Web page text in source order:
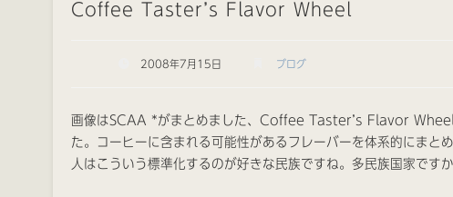
Coffee Taster’s Flavor Wheel
2008年7月15日 ブログ
画像はSCAA *がまとめました、Coffee Taster’s Flavor Wheel
た。コーヒーに含まれる可能性があるフレーバーを体系的にまと
人はこういう標準化するのが好きな民族ですね。多民族国家です